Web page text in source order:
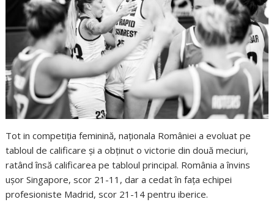
Tot in competiția feminină, naționala României a evoluat pe
tabloul de calificare și a obținut o victorie din două meciuri,
ratând însă calificarea pe tabloul principal. România a învins
ușor Singapore, scor 21-11, dar a cedat în fața echipei
profesioniste Madrid, scor 21-14 pentru iberice.